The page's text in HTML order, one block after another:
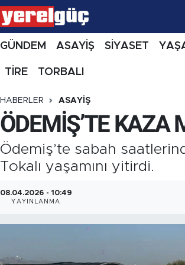
GÜNDEM ASAYİŞ SİYASET
TİRE TORBALI
HABERLER ASAYİŞ
ÖDEMİŞ’TE KAZA
Ödemiş’te sabah
Tokalı yaşamını yitirdi.
08.04.2026 - 10:49
YAYINLANMA